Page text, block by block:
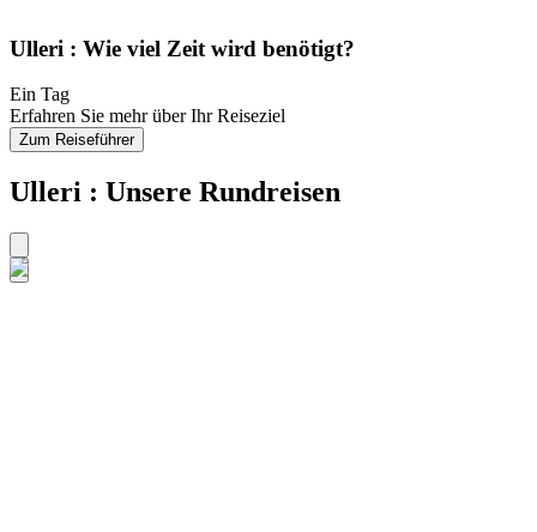
Ulleri : Wie viel Zeit wird benötigt?
Ein Tag
Erfahren Sie mehr über Ihr Reiseziel
Zum Reiseführer
Ulleri : Unsere Rundreisen